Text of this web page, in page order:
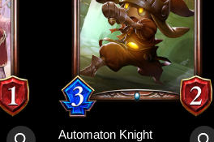
Automaton Knight